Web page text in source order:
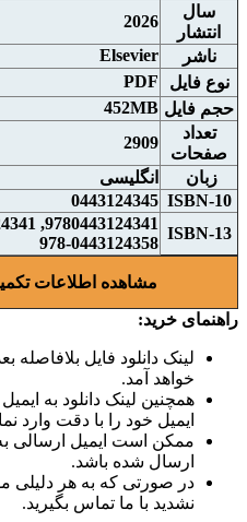
سال
انتشار
2026
ناشر
Elsevier
نوع فايل
PDF
حجم فايل 452MB
تعداد
صفحات
2909
زبان
انگلیسی
ISBN-10
0443124345
ISBN-13
978-0443124358
مشاهده اطلاعات
راهنمای خرید:
لینک دانلود فایل بلافاصله
خواهد آمد.
همچنین لینک دانلود به
ایمیل خود را با دقت وارد
ارسال شده باشد.
در صورتی که به هر دلیلی
نشدید با ما تماس بگیرید.